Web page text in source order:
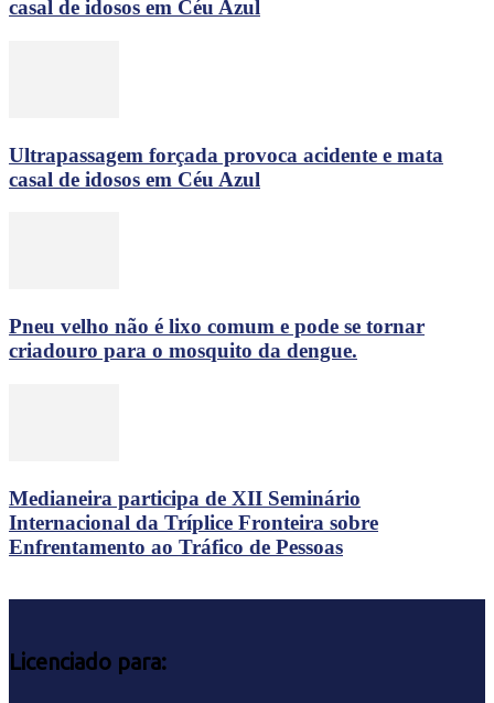
casal de idosos em Céu Azul
Ultrapassagem forçada provoca acidente e mata
casal de idosos em Céu Azul
Pneu velho não é lixo comum e pode se tornar
criadouro para o mosquito da dengue.
Medianeira participa de XII Seminário
Internacional da Tríplice Fronteira sobre
Enfrentamento ao Tráfico de Pessoas
Licenciado para: